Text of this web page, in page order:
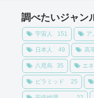
調べたいジャン
宇宙人 151 ア
日本人 49 高
八咫烏 35 エ
ピラミッド 25